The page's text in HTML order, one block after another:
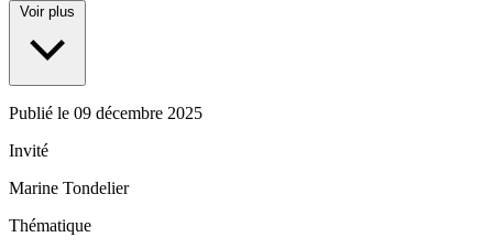
Voir plus
Publié le 09 décembre 2025
Invité
Marine Tondelier
Thématique